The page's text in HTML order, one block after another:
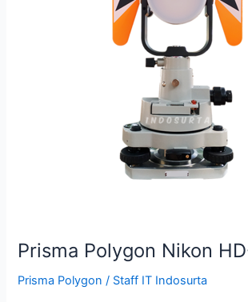
Prisma Polygon Nikon
Prisma Polygon / Staff IT Indosurta